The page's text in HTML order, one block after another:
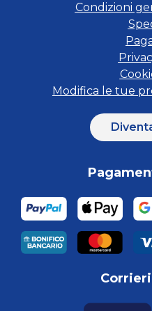
Condizioni
Modifica le tue